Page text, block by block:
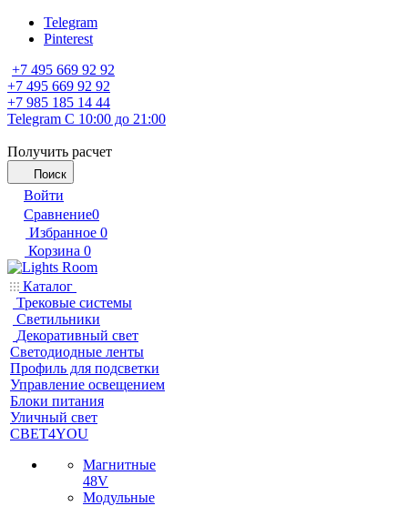
Telegram
Pinterest
+7 495 669 92 92
+7 495 669 92 92
+7 985 185 14 44
Telegram С 10:00 до 21:00
Получить расчет
Поиск
Войти
Сравнение0
Избранное 0
Корзина 0
Каталог
Трековые системы
Светильники
Декоративный свет
Светодиодные ленты
Профиль для подсветки
Управление освещением
Блоки питания
Уличный свет
СВЕТ4YOU
Магнитные
48V
Модульные